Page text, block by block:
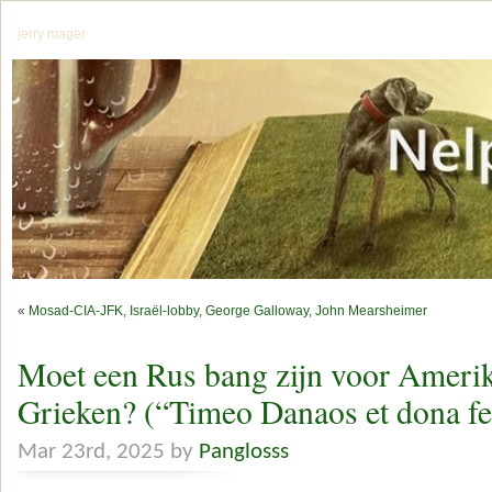
jerry mager
« Mosad-CIA-JFK, Israël-lobby, George Galloway, John Mearsheimer
Moet een Rus bang zijn voor
Grieken? (“Timeo Danaos et dona
Mar 23rd, 2025 by Panglosss